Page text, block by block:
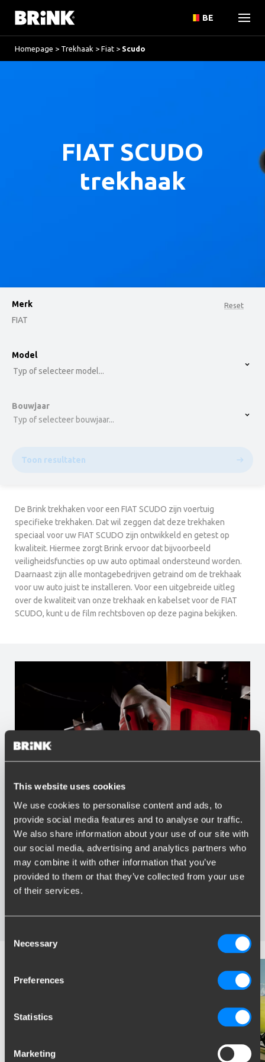
This website uses cookies
We use cookies to personalise content and ads, to
provide social media features and to analyse our traffic.
We also share information about your use of our site with
our social media, advertising and analytics partners who
may combine it with other information that you’ve
provided to them or that they’ve collected from your use
of their services.
Selection
Necessary
Preferences
Statistics
Marketing
BE
Homepage > Trekhaak > Fiat > Scudo
FIAT SCUDO
trekhaak
Reset
Merk
FIAT
option , selected.
Model
Typ of selecteer model...
Bouwjaar
Typ of selecteer bouwjaar...
Toon resultaten
De Brink trekhaken voor een FIAT SCUDO zijn voertuig
specifieke trekhaken. Dat wil zeggen dat deze trekhaken
speciaal voor uw FIAT SCUDO zijn ontwikkeld en getest op
kwaliteit. Hiermee zorgt Brink ervoor dat bijvoorbeeld
veiligheidsfuncties op uw auto optimaal ondersteund worden.
Daarnaast zijn alle montagebedrijven getraind om de trekhaak
voor uw auto juist te installeren. Voor een uitgebreide uitleg
over de kwaliteit van onze trekhaak en kabelset voor de FIAT
SCUDO, kunt u de film rechtsboven op deze pagina bekijken.
Voordelen van Brink
Grootste assortiment trekhaken van Nederland
Trekhaak speciaal afgestemd op uw automerk en model
Veilige, gecertificeerde trekhaken
Montage bij u in de buurt